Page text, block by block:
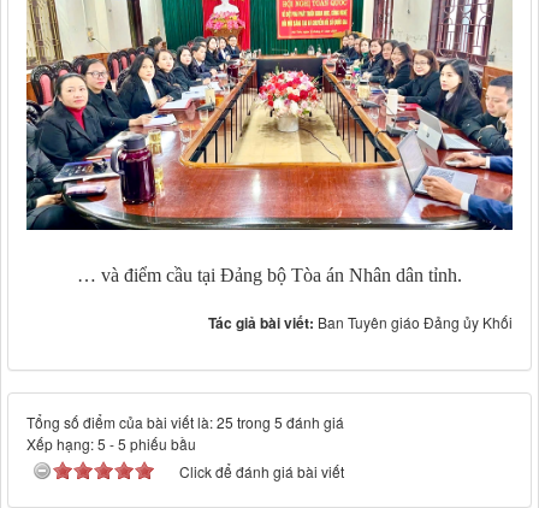
… và điểm cầu tại Đảng bộ Tòa án Nhân dân tỉnh.
Tác giả bài viết: Ban Tuyên giáo Đảng ủy Khối
Tổng số điểm của bài viết là: 25 trong 5 đánh giá
Xếp hạng:5 -5 phiếu bầu
Click để đánh giá bài viết